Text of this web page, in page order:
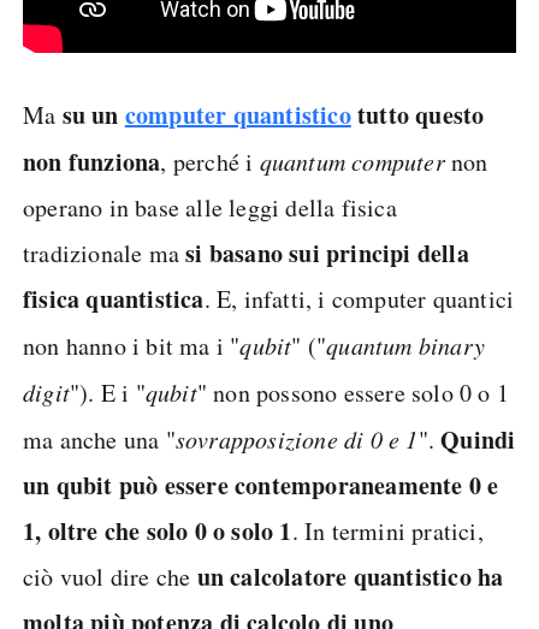
Ma su un computer quantisticotutto questo
non funziona, perché i quantum computernon
operano in base alle leggi della fisica
tradizionale masi basano sui principi della
fisica quantistica. E, infatti, i computer quantici
non hanno i bit ma i "qubit" ("quantum binary
digit"). E i "qubit" non possono essere solo 0 o 1
ma anche una "sovrapposizione di 0 e 1".Quindi
un qubit può essere contemporaneamente 0 e
1, oltre che solo 0 o solo 1. In termini pratici,
ciò vuol dire che un calcolatore quantistico ha